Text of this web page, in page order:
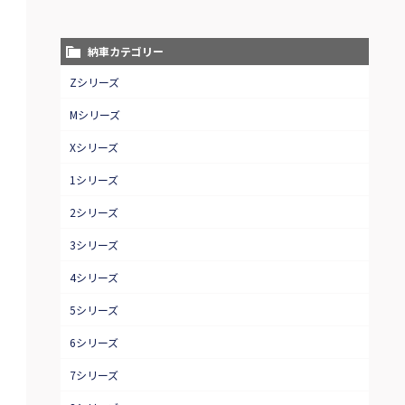
納車カテゴリー
Zシリーズ
Mシリーズ
Xシリーズ
1シリーズ
2シリーズ
3シリーズ
4シリーズ
5シリーズ
6シリーズ
7シリーズ